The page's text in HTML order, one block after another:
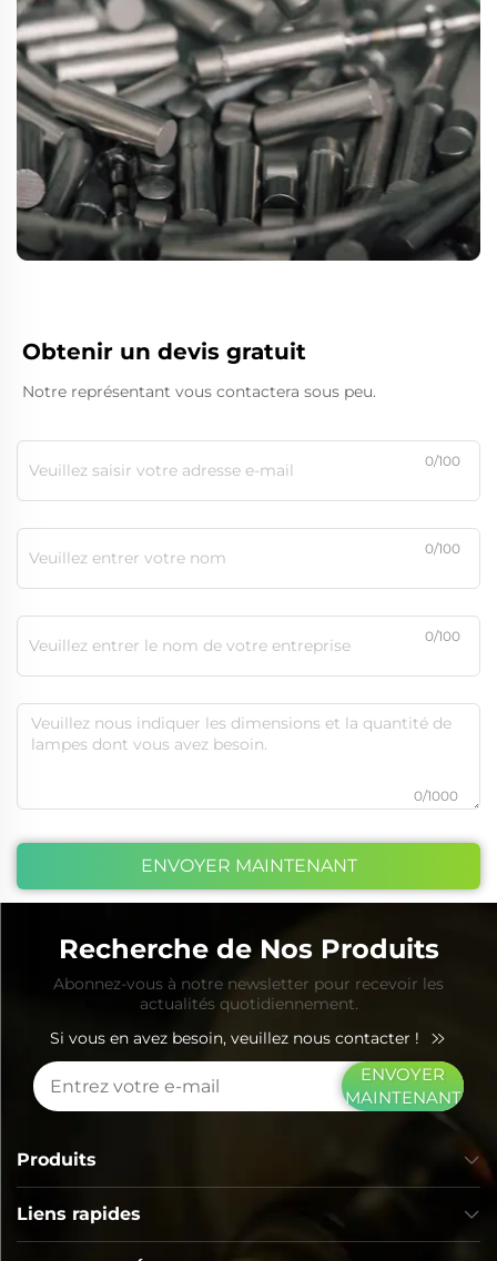
Obtenir un devis gratuit
Notre représentant vous contactera sous peu.
0/100
0/100
0/100
0/1000
ENVOYER MAINTENANT
Recherche de Nos Produits
Abonnez-vous à notre newsletter pour recevoir les
actualités quotidiennement.
Si vous en avez besoin, veuillez nous contacter !
ENVOYER
MAINTENANT
Liens rapides
Produits